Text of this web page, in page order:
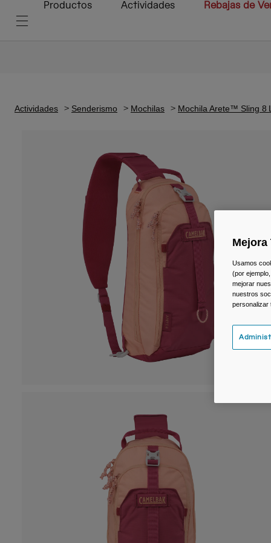
Productos Actividades Rebajas de
Actividades Senderismo Mochilas Mochila Arete™ Sling 8 L
Mejora
Usamos
(por
mejorar
nuestros
personalizar